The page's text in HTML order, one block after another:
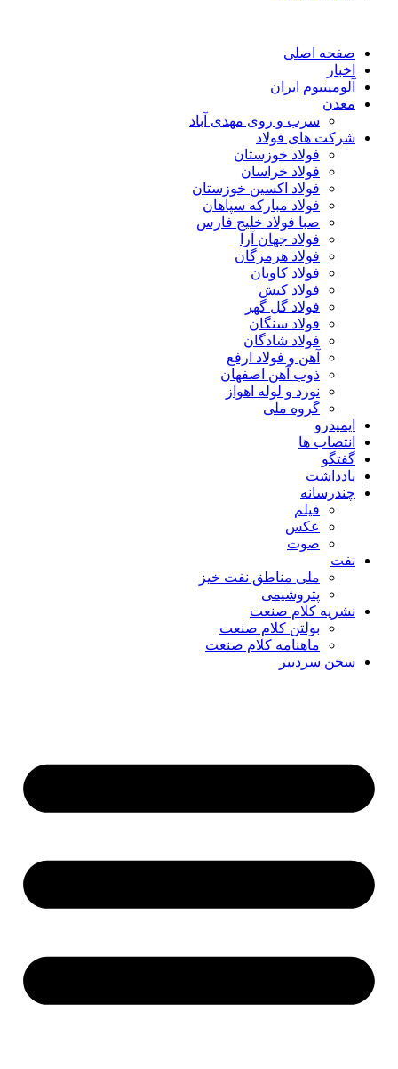
صفحه اصلی
اخبار
آلومینیوم ایران
معدن
سرب و روی مهدی آباد
شرکت های فولاد
فولاد خوزستان
فولاد خراسان
فولاد اکسین خوزستان
فولاد مبارکه سپاهان
صبا فولاد خلیج فارس
فولاد جهان آرا
فولاد هرمزگان
فولاد کاویان
فولاد کیش
فولاد گل گهر
فولاد سنگان
فولاد شادگان
آهن و فولاد ارفع
ذوب آهن اصفهان
نورد و لوله اهواز
گروه ملی
ایمیدرو
انتصاب ها
گفتگو
یادداشت
چندرسانه
فیلم
عکس
صوت
نفت
ملی مناطق نفت خیز
پتروشیمی
نشریه کلام صنعت
بولتن کلام صنعت
ماهنامه کلام صنعت
سخن سردبیر